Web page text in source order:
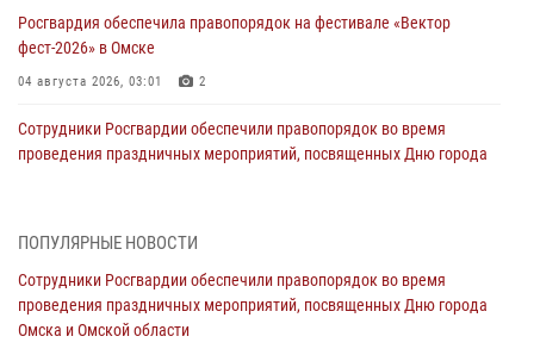
Росгвардия обеспечила правопорядок на фестивале «Вектор
фест-2026» в Омске
04 августа 2026, 03:01 2
Сотрудники Росгвардии обеспечили правопорядок во время
проведения праздничных мероприятий, посвященных Дню города
Омской области
31 июля 2026, 09:22
ПОПУЛЯРНЫЕ НОВОСТИ
Сотрудники Росгвардии обеспечили правопорядок во время
проведения праздничных мероприятий, посвященных Дню города
Омска и Омской области